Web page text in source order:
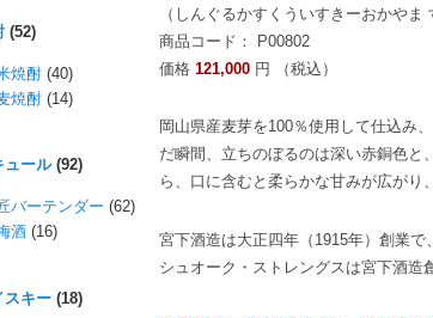
（しんぐるかすくういすきーおかやま
商品コード： P00802
価格 121,000 円 （税込）
岡山県産麦芽を100％使用して仕込み
だ瞬間、立ちのぼるのは深い赤銅色
ら、口に含むと柔らかな甘みが広がり
宮下酒造は大正四年（1915年）創業
シュオーク・ストレングスは宮下酒造
(52)
焼酎 (40)
焼酎 (14)
ュール(92)
バーテンダー (62)
酒 (16)
スキー (18)